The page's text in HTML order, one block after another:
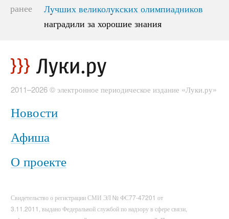
ранее
Лучших великолукских олимпиадников
наградили за хорошие знания
Лучших великолукских олимпиадников
наградили за хорошие знания
2011–2026 © электронное периодическое издание «Луки.ру»
Новости
Афиша
О проекте
Свидетельство о регистрации СМИ ЭЛ № ФС77-47201 от
3.11.2011, выдано Федеральной службой по надзору в сфере связи,